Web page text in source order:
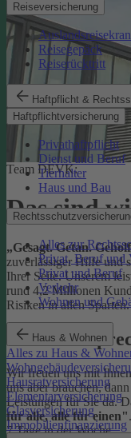
Reiseversicherung
Reisegepäck
Reiserücktritt
Haftpflicht &
Haftpflichtversicherung
Privathaftpflicht
Dienst und Beruf
Tierhalter
Haus und Bau
Alles zur
Privat, Beruf und
Privat und Beruf
Verkehr
Wohnen und
Haus & Wohnen
Alles zu Haus &
Hausratversicherung
Elementarversicherung
Glasversicherung
Immobilienfinanzierung
Team DEVK:
Das sind
„Gesagt. Getan.
zuverlässiger Hilfe und
Ihrer Seite. Unserem
rund 4,2 Millionen
Risiken in allen Sparten.
Unser
Wir freuen uns mit
uns aber brauchen,
Leistungen für Sie da.
für alle, alle für einen"
7 Tage in der Woche.